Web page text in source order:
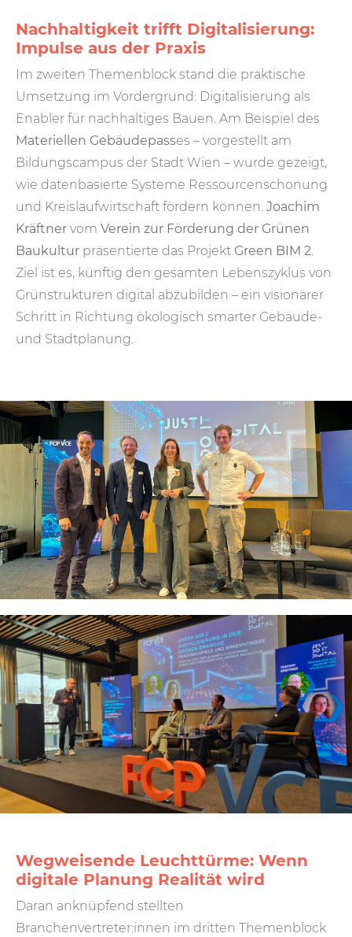
Nachhaltigkeit trifft Digitalisierung:
Impulse aus der Praxis
Im zweiten Themenblock stand die praktische
Umsetzung im Vordergrund: Digitalisierung als
Enabler für nachhaltiges Bauen. Am Beispiel des
Materiellen Gebäudepasses – vorgestellt am
Bildungscampus der Stadt Wien – wurde gezeigt,
wie datenbasierte Systeme Ressourcenschonung
und Kreislaufwirtschaft fördern können. Joachim
Kräftner vom Verein zur Förderung der Grünen
Baukultur präsentierte das Projekt Green BIM 2.
Ziel ist es, künftig den gesamten Lebenszyklus von
Grünstrukturen digital abzubilden – ein visionärer
Schritt in Richtung ökologisch smarter Gebäude-
und Stadtplanung.
Wegweisende Leuchttürme: Wenn
digitale Planung Realität wird
Daran anknüpfend stellten
Branchenvertreter:innen im dritten Themenblock